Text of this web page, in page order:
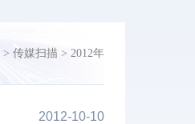
> 传媒扫描 > 2012年
2012-10-10